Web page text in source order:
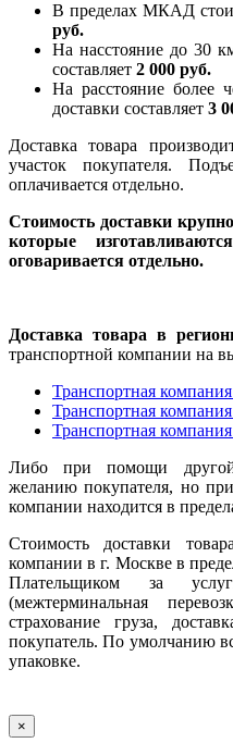
В пределах МКАД
руб.
На насcтояние до 30
составляет 2 000 руб.
На расстояние
доставки составляет 3
Доставка товара
участок покупателя.
оплачивается отдельно.
Стоимость доставки
которые
оговаривается отдельно.
Доставка товара в
транспортной компании на
Транспортная
Транспортная
Транспортная
Либо при помощи
желанию покупателя, но
компании находится в
Стоимость доставки
компании в г. Москве в
Плательщиком за
(межтерминальная
страхование груза,
покупатель. По умолчанию
упаковке.
×